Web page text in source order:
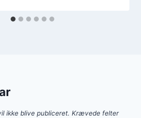
ikke blive publiceret. Krævede felter